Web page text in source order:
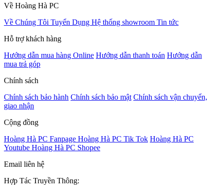
Về Hoàng Hà PC
Về Chúng Tôi Tuyển Dụng Hệ thống showroom Tin tức
Hỗ trợ khách hàng
Hướng dẫn mua hàng Online Hướng dẫn thanh toán Hướng dẫn
mua trả góp
Chính sách
Chính sách bảo hành Chính sách bảo mật Chính sách vận chuyển,
giao nhận
Cộng đồng
Hoàng Hà PC Fanpage Hoàng Hà PC Tik Tok Hoàng Hà PC
Youtube Hoàng Hà PC Shopee
Email liên hệ
Hợp Tác Truyền Thông: